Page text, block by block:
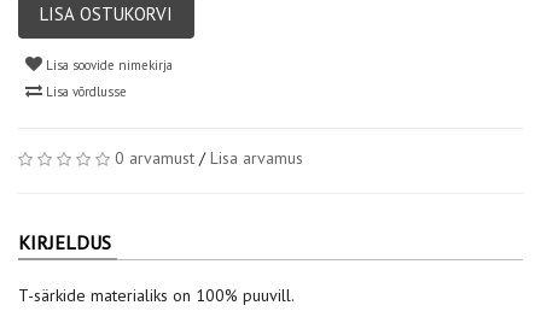
LISA OSTUKORVI
Lisa soovide nimekirja
Lisa võrdlusse
0 arvamust /Lisa arvamus
KIRJELDUS
T-särkide materialiks on 100% puuvill.